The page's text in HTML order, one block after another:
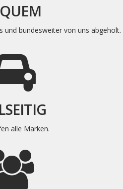
und bundesweiter von uns abgeholt.
alle Marken.